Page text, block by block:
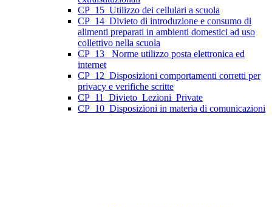
CP_15_Utilizzo dei cellulari a scuola
CP_14_Divieto di introduzione e consumo di
alimenti preparati in ambienti domestici ad uso
collettivo nella scuola
CP_13_ Norme utilizzo posta elettronica ed
internet
CP_12_Disposizioni comportamenti corretti per
privacy e verifiche scritte
CP_11_Divieto_Lezioni_Private
CP_10_Disposizioni in materia di comunicazioni